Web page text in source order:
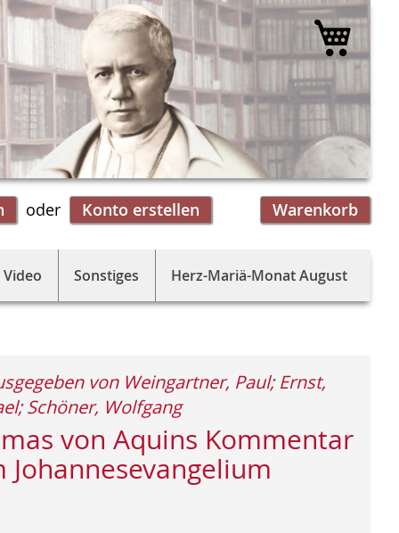
Warenkorb
Konto erstellen
Mein
Sonstiges Herz-Mariä-Monat August
von Aquins Kommentar
Johannesevangelium
von Weingartner, Paul; Ernst,
Schöner, Wolfgang